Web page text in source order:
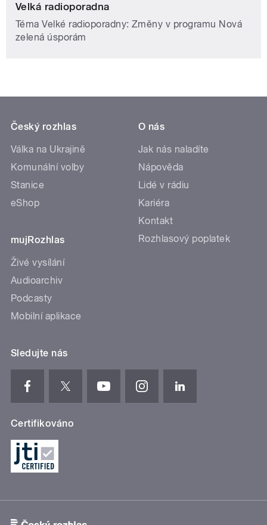
Velká radioporadna
Téma Velké radioporadny: Změny v programu Nová
zelená úsporám
Český rozhlas
Válka na Ukrajině
Komunální volby
Stanice
eShop
mujRozhlas
Živé vysílání
Audioarchiv
Podcasty
Mobilní aplikace
O nás
Jak nás naladíte
Nápověda
Lidé v rádiu
Kariéra
Kontakt
Rozhlasový poplatek
Sledujte nás
Certifikováno